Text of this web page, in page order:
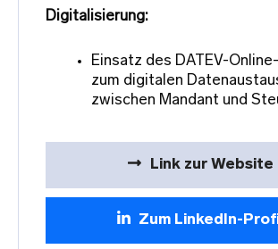
Digitalisierung:
Einsatz des DATEV-
zum digitalen
zwischen Mandant und
Link zur Website
Zum LinkedIn-